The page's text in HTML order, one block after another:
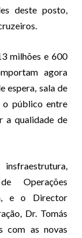
deste posto,
milhões e 600
agora
espera, sala de
o público entre
a qualidade de
Operações
e o Director
Dr. Tomás
com as novas